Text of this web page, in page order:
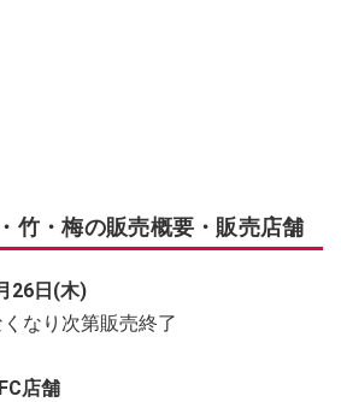
竹・梅の販売概要・販売店舗
26日(木)
なり次第販売終了
店舗